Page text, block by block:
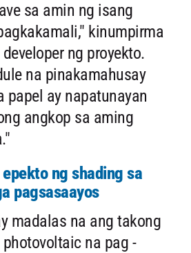
sa amin ng isang
kinumpirma
ng proyekto.
na pinakamahusay
papel ay napatunayan
angkop sa aming
ng shading sa
pagsasaayos
madalas na ang takong
na pag -